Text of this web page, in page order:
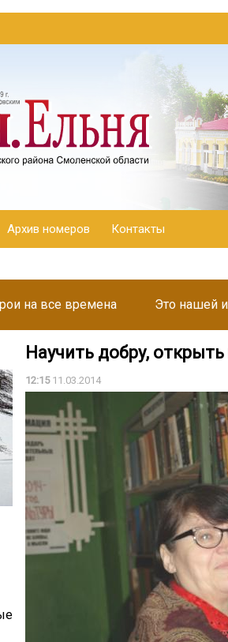
Архив номеров Контакты
на все времена Это нашей
Научить добру,
12:1511.03.2014